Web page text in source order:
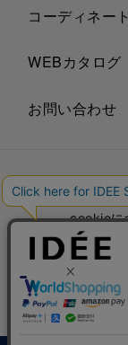
コーディネート
WEBカタログ
お問い合わせ
プライバシーポ
cookieに
特定商取引法